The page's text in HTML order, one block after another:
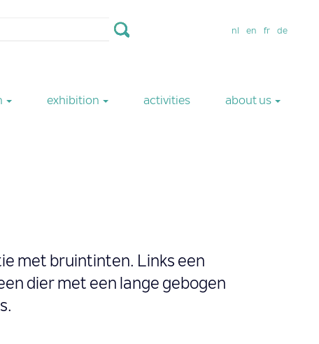
nl en fr de
exhibition activities about us
met bruintinten. Links een
dier met een lange gebogen